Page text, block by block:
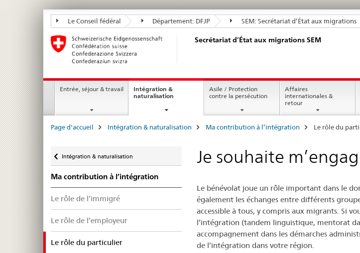
Secrétariat
d’Etat
aux
migrations
SEM
Le Conseil fédéral Département: DFJP SEM: Secrétariat d’État aux migrations
Secrétariat d’État aux migrations SEM
Navigation
Entrée, séjour & travail
Intégration &
naturalisation
Asile / Protection
contre la persécution
Affaires
internationales &
retour
Breadcrumb
Page d'accueil Intégration & naturalisation Ma contribution à l’intégration Le rôle du
Intégration & naturalisation
Ma contribution à l’intégration
Le rôle de l’immigré
Le rôle de l’employeur
Le rôle du particulierselected
Je souhaite
Le bénévolat joue un rôle important dans le
également les échanges entre différents
accessible à tous, y compris aux migrants. Si
l’intégration (tandem linguistique, mentorat
accompagnement dans les démarches
de l’intégration dans votre région.